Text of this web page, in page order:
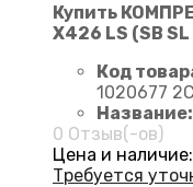
Купить
X426 LS (SB
Код
1020677
Название:
0 Отзыв(-ов)
Цена и наличие:
Требуется